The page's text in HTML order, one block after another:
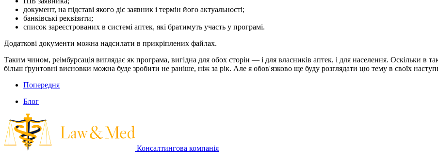
документ, на підставі якого діє заявник і термін його актуальності;
банківські реквізити;
список зареєстрованих в системі аптек, які братимуть участь у програмі.
Додаткові документи можна надсилати в прикріплених файлах.
Таким чином, реімбурсація виглядає як програма, вигідна для обох сторін — і для власників аптек, і для населення. Оскільки в
більш ґрунтовні висновки можна буде зробити не раніше, ніж за рік. Але я обов'язково ще буду розглядати цю тему в своїх
Попередня
Блог
Консалтингова компанія